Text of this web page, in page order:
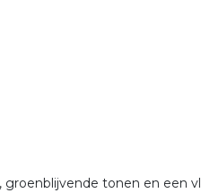
tonen en een